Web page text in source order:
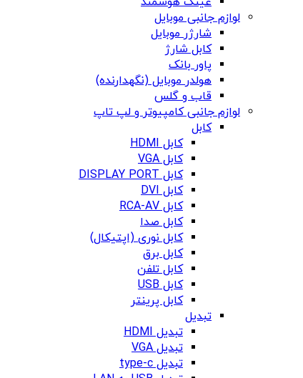
لوازم جانبی موبایل
شارژر موبایل
کابل شارژ
پاور بانک
هولدر موبایل (نگهدارنده)
قاب و گلس
لوازم جانبی کامپیوتر و لپ تاپ
کابل
کابل HDMI
کابل VGA
کابل DISPLAY PORT
کابل DVI
کابل RCA-AV
کابل صدا
کابل نوری (اپتیکال)
کابل برق
کابل تلفن
کابل USB
کابل پرینتر
تبدیل
تبدیل HDMI
تبدیل VGA
تبدیل type-c